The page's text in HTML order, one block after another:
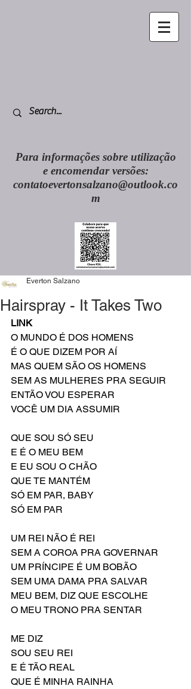
Para informações sobre utilização
e encomendar versões:
contatoevertonsalzano@outlook.co
m
Hairspray - It Takes Two
Everton Salzano
LINK
O MUNDO É DOS HOMENS
É O QUE DIZEM POR AÍ
MAS QUEM SÃO OS HOMENS
SEM AS MULHERES PRA SEGUIR
ENTÃO VOU ESPERAR
VOCÊ UM DIA ASSUMIR
QUE SOU SÓ SEU
E É O MEU BEM
E EU SOU O CHÃO
QUE TE MANTÉM
SÓ EM PAR, BABY
SÓ EM PAR
UM REI NÃO É REI
SEM A COROA PRA GOVERNAR
UM PRÍNCIPE É UM BOBÃO
SEM UMA DAMA PRA SALVAR
MEU BEM, DIZ QUE ESCOLHE
O MEU TRONO PRA SENTAR
ME DIZ
SOU SEU REI
E É TÃO REAL
QUE É MINHA RAINHA